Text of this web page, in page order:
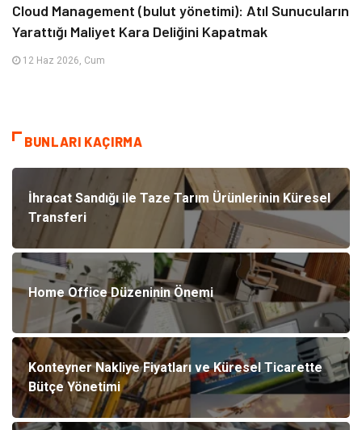
Cloud Management (bulut yönetimi): Atıl Sunucuların
Yarattığı Maliyet Kara Deliğini Kapatmak
12 Haz 2026, Cum
BUNLARI KAÇIRMA
İhracat Sandığı ile Taze Tarım Ürünlerinin Küresel
Transferi
Home Office Düzeninin Önemi
Konteyner Nakliye Fiyatları ve Küresel Ticarette
Bütçe Yönetimi